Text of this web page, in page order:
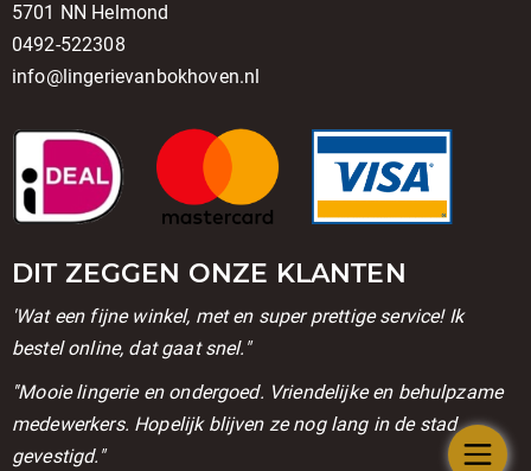
5701 NN Helmond
0492-522308
info@lingerievanbokhoven.nl
DIT ZEGGEN ONZE KLANTEN
'Wat een fijne winkel, met en super prettige service! Ik
bestel online, dat gaat snel."
''Mooie lingerie en ondergoed. Vriendelijke en behulpzame
medewerkers. Hopelijk blijven ze nog lang in de stad
gevestigd."